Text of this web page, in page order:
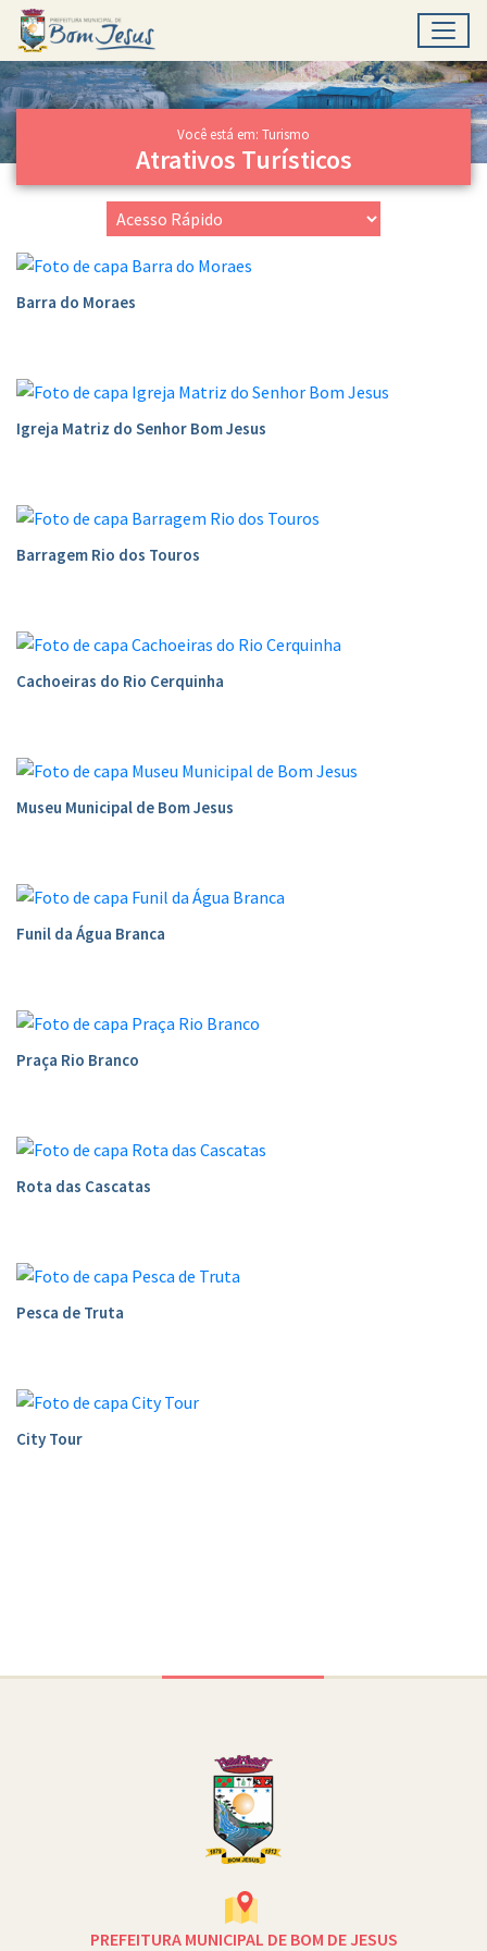
Ir para conteúdo principal
Conteúdo Principal
Você está em: Turismo
Atrativos Turísticos
Barra do Moraes
Igreja Matriz do Senhor Bom Jesus
Barragem Rio dos Touros
Cachoeiras do Rio Cerquinha
Museu Municipal de Bom Jesus
Funil da Água Branca
Praça Rio Branco
Rota das Cascatas
Pesca de Truta
City Tour
PREFEITURA MUNICIPAL DE BOM DE JESUS